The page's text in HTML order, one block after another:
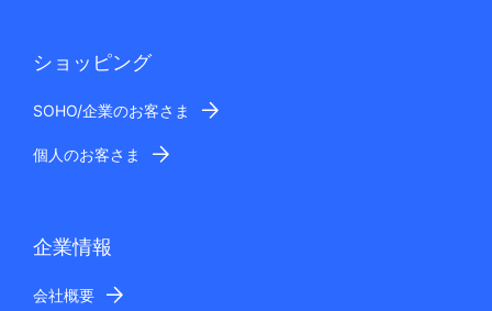
ショッピング
SOHO/企業のお客さま
個人のお客さま
企業情報
会社概要